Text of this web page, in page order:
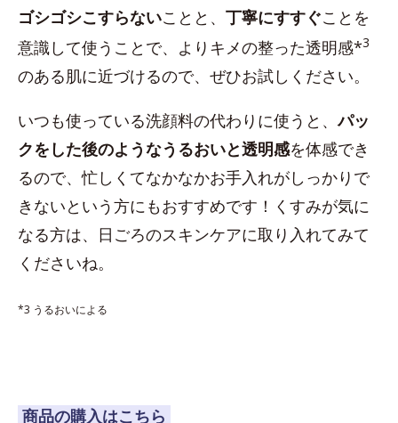
ゴシゴシこすらないことと、 丁寧にすすぐことを
意識して使うことで、よりキメの整った透明感*3
のある肌に近づけるので、ぜひお試しください。
いつも使っている洗顔料の代わりに使うと、パッ
クをした後のようなうるおいと透明感を体感でき
るので、忙しくてなかなかお手入れがしっかりで
きないという方にもおすすめです！くすみが気に
なる方は、日ごろのスキンケアに取り入れてみて
くださいね。
*3 うるおいによる
商品の購入はこちら